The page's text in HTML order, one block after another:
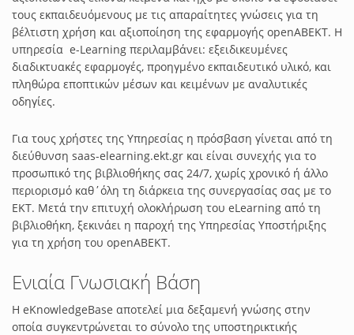
τους εκπαιδευόμενους με τις απαραίτητες γνώσεις για τη
βέλτιστη χρήση και αξιοποίηση της εφαρμογής openABEKT. Η
υπηρεσία e-Learning περιλαμβάνει: εξειδικευμένες
διαδικτυακές εφαρμογές, προηγμένο εκπαιδευτικό υλικό, και
πληθώρα εποπτικών μέσων και κειμένων με αναλυτικές
οδηγίες.
Για τους χρήστες της Υπηρεσίας η πρόσβαση γίνεται από τη
διεύθυνση saas-elearning.ekt.gr και είναι συνεχής για το
προσωπικό της βιβλιοθήκης σας 24/7, χωρίς χρονικό ή άλλο
περιορισμό καθ΄όλη τη διάρκεια της συνεργασίας σας με το
ΕΚΤ. Μετά την επιτυχή ολοκλήρωση του eLearning από τη
βιβλιοθήκη, ξεκινάει η παροχή της Υπηρεσίας Υποστήριξης
για τη χρήση του openABEKT.
Ενιαία Γνωσιακή Βάση
Η eKnowledgeBase αποτελεί μια δεξαμενή γνώσης στην
οποία συγκεντρώνεται το σύνολο της υποστηρικτικής